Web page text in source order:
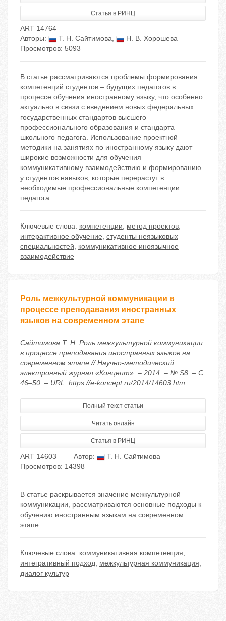
Статья в РИНЦ
ART 14764
Авторы:
Т. Н. Сайтимова,
Н. В. Хорошева
Просмотров: 5093
В статье рассматриваются проблемы формирования
компетенций студентов – будущих педагогов в
процессе обучения иностранному языку, что особенно
актуально в связи с введением новых федеральных
государственных стандартов высшего
профессионального образования и стандарта
школьного педагога. Использование проектной
методики на занятиях по иностранному языку дают
широкие возможности для обучения
коммуникативному взаимодействию и формированию
у студентов навыков, которые перерастут в
необходимые профессиональные компетенции
педагога.
Ключевые слова: компетенции, метод проектов,
интерактивное обучение, студенты неязыковых
специальностей, коммуникативное иноязычное
взаимодействие
Роль межкультурной коммуникации в
процессе преподавания иностранных
языков на современном этапе
Сайтимова Т. Н. Роль межкультурной коммуникации
в процессе преподавания иностранных языков на
современном этапе // Научно-методический
электронный журнал «Концепт». – 2014. – № S8. – С.
46–50. – URL: https://e-koncept.ru/2014/14603.htm
Полный текст статьи
Читать онлайн
Статья в РИНЦ
ART 14603 Автор:
Т. Н. Сайтимова
Просмотров: 14398
В статье раскрывается значение межкультурной
коммуникации, рассматриваются основные подходы к
обучению иностранным языкам на современном
этапе.
Ключевые слова: коммуникативная компетенция,
интегративный подход, межкультурная коммуникация,
диалог культур